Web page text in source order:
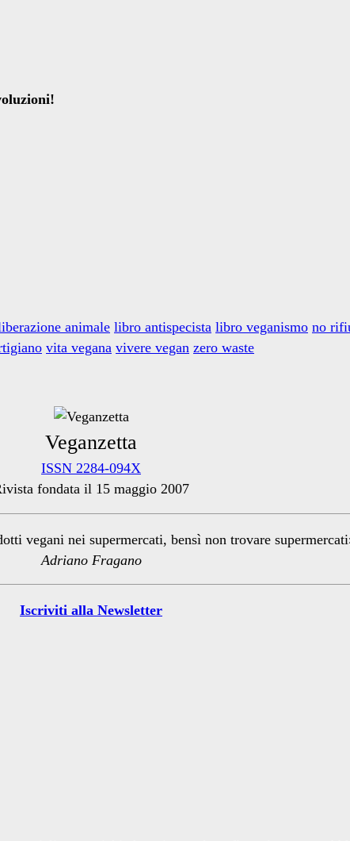
animale libro antispecista libro veganismo no
vita vegana vivere vegan zero waste
Veganzetta
ISSN 2284-094X
fondata il 15 maggio 2007
vegani nei supermercati, bensì non trovare
Adriano Fragano
Iscriviti alla Newsletter